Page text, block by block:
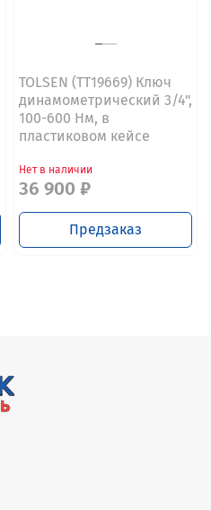
TOLSEN (TT19669) Ключ
динамометрический 3/4",
100-600 Нм, в
пластиковом кейсе
Нет в наличии
36 900 ₽
Предзаказ